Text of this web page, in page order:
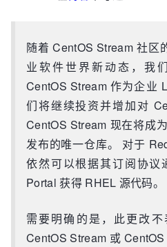
随着 CentOS Stream 社区
业软件世界新动态，我
CentOS Stream 作为企业
们将继续投资并增加对
CentOS Stream 现在将成
发布的唯一仓库。 对于
依然可以根据其订阅协议
Portal 获得 RHEL 源代码。
需要明确的是，此更改不
CentOS Stream 或